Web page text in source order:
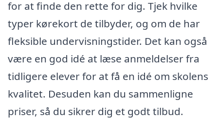
for at finde den rette for dig. Tjek hvilke
typer kørekort de tilbyder, og om de har
fleksible undervisningstider. Det kan også
være en god idé at læse anmeldelser fra
tidligere elever for at få en idé om skolens
kvalitet. Desuden kan du sammenligne
priser, så du sikrer dig et godt tilbud.